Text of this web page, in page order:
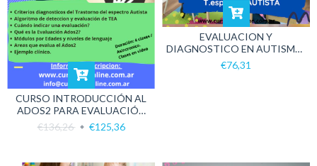
CURSO INTRODUCCIÓN AL
ADOS2 PARA EVALUACIÓN
DE AUTISMO
€136,26 €125,36
EVALUACION Y
DIAGNOSTICO EN AUTISMO:
HERRAMIENTAS CLÍNICAS.
€76,31